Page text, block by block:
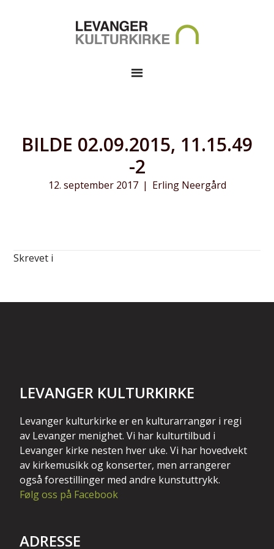
BILDE 02.09.2015, 11.15.49
-2
12. september 2017 | Erling Neergård
Skrevet i
LEVANGER KULTURKIRKE
Levanger kulturkirke er en kulturarrangør i regi
av Levanger menighet. Vi har kulturtilbud i
Levanger kirke nesten hver uke. Vi har hovedvekt
av kirkemusikk og konserter, men arrangerer
også forestillinger med andre kunstuttrykk.
Følg oss på Facebook
ADRESSE